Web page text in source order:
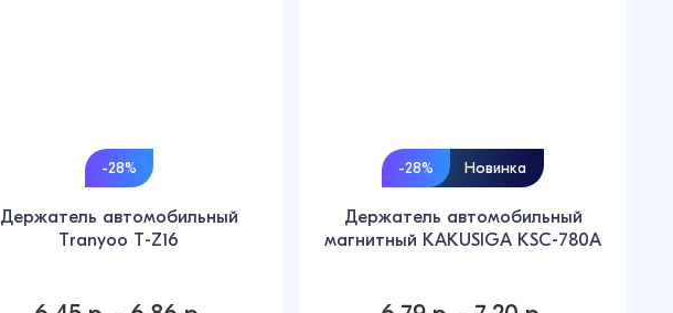
-28%
Держатель автомобильный
Tranyoo T-Z16
-28% Новинка
Держатель автомобильный
магнитный KAKUSIGA KSC-780A